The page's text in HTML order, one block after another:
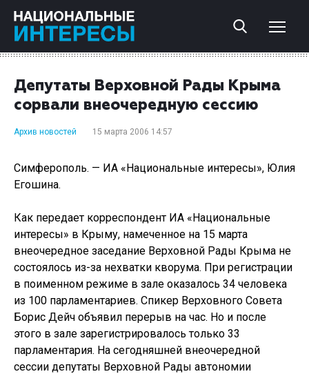
Депутаты Верховной Рады Крыма
сорвали внеочередную сессию
Архив новостей 15 марта 2006 14:57
Симферополь. — ИА «Национальные интересы», Юлия
Егошина.
Как передает корреспондент ИА «Национальные
интересы» в Крыму, намеченное на 15 марта
внеочередное заседание Верховной Рады Крыма не
состоялось из-за нехватки кворума. При регистрации
в поименном режиме в зале оказалось 34 человека
из 100 парламентариев. Спикер Верховного Совета
Борис Дейч объявил перерыв на час. Но и после
этого в зале зарегистрировалось только 33
парламентария. На сегодняшней внеочередной
сессии депутаты Верховной Рады автономии